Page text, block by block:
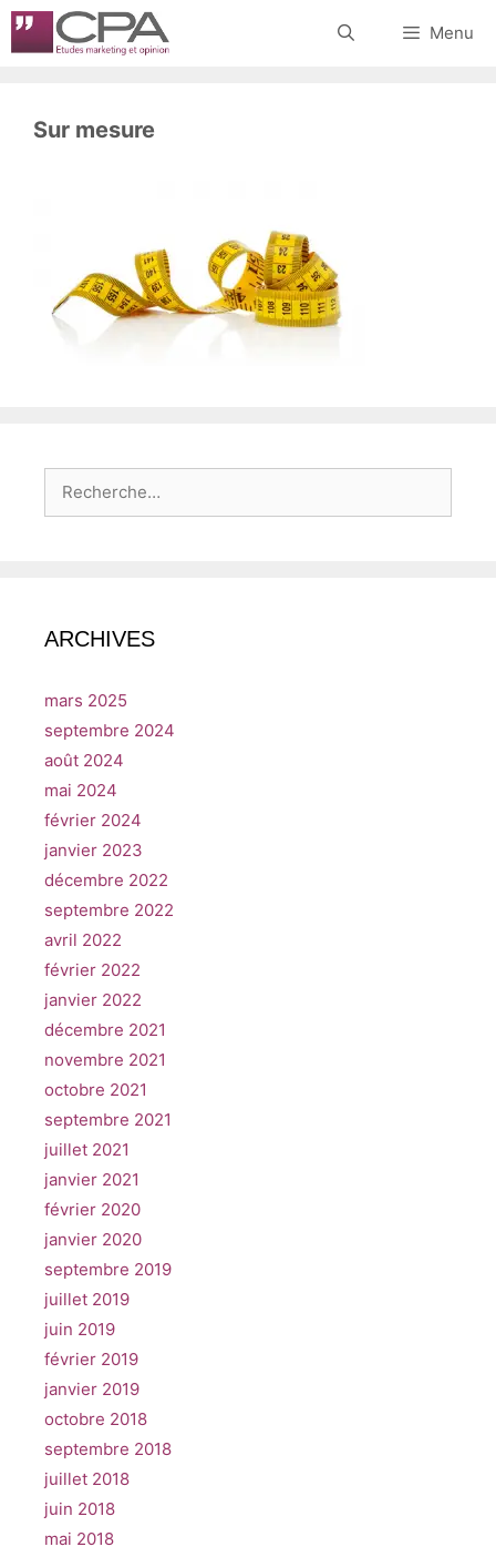
Aller
au
Menu
Sur mesure
ARCHIVES
mars 2025
septembre 2024
août 2024
mai 2024
février 2024
janvier 2023
décembre 2022
septembre 2022
avril 2022
février 2022
janvier 2022
décembre 2021
novembre 2021
octobre 2021
septembre 2021
juillet 2021
janvier 2021
février 2020
janvier 2020
septembre 2019
juillet 2019
juin 2019
février 2019
janvier 2019
octobre 2018
septembre 2018
juillet 2018
juin 2018
mai 2018